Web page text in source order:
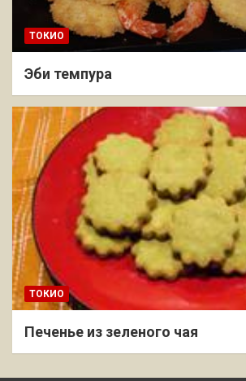
ТОКИО
Эби темпура
ТОКИО
Печенье из зеленого чая